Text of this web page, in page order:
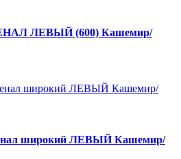
ЛЕВЫЙ (600) Кашемир/
широкий ЛЕВЫЙ Кашемир/